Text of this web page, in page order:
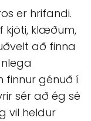
er hrifandi.
kjöti, klæðum,
að finna
finnur génuð í
sér að ég sé
vil heldur